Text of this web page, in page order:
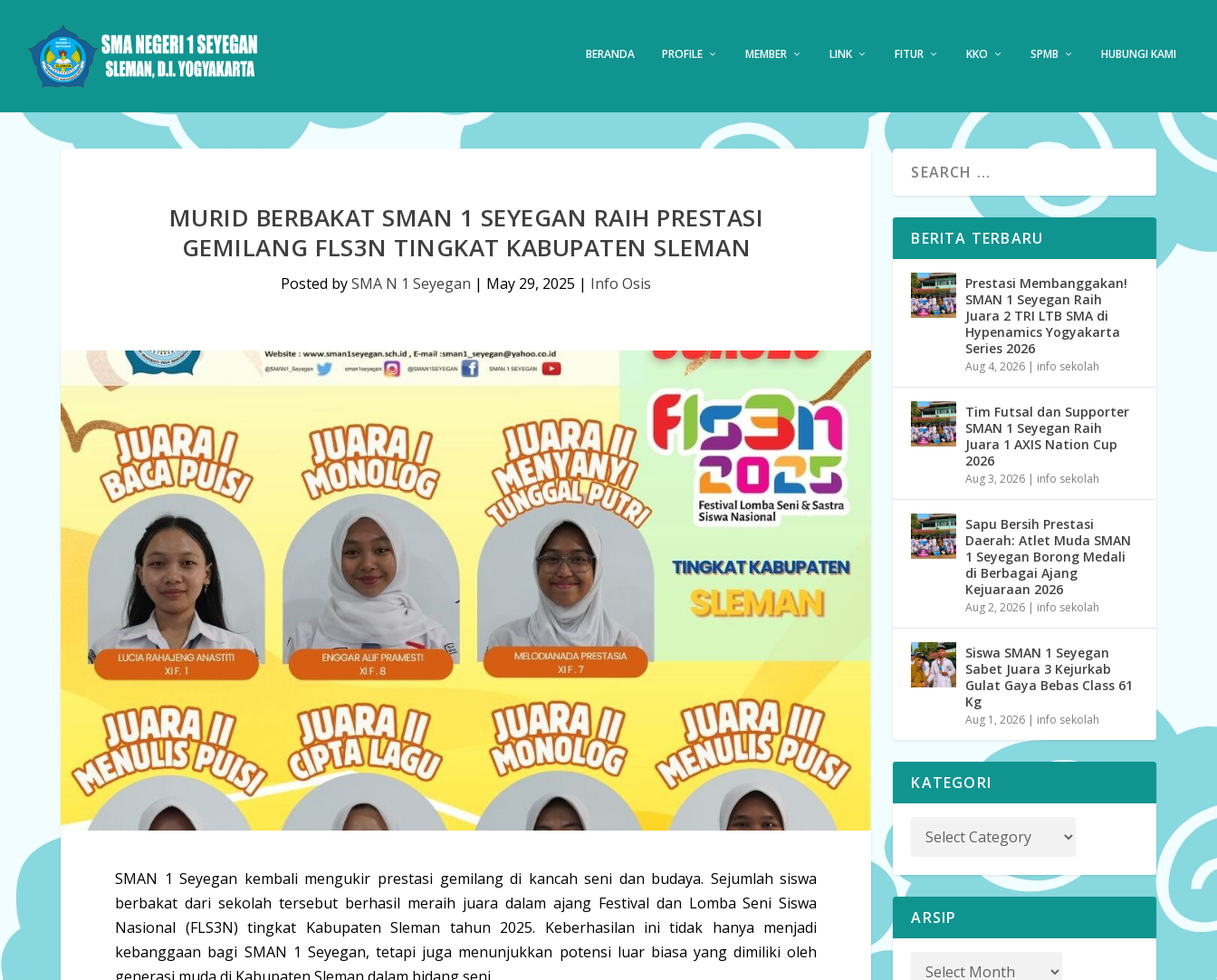
BERANDA PROFILE MEMBER LINK FITUR KKO SPMB HUBUNGI KAMI
MURID BERBAKAT SMAN 1 SEYEGAN RAIH PRESTASI
GEMILANG FLS3N TINGKAT KABUPATEN SLEMAN
Posted bySMA N 1 Seyegan | May 29, 2025 | Info Osis
SMAN 1 Seyegan kembali mengukir prestasi gemilang di kancah seni dan budaya. Sejumlah siswa
berbakat dari sekolah tersebut berhasil meraih juara dalam ajang Festival dan Lomba Seni Siswa
Nasional (FLS3N) tingkat Kabupaten Sleman tahun 2025. Keberhasilan ini tidak hanya menjadi
kebanggaan bagi SMAN 1 Seyegan, tetapi juga menunjukkan potensi luar biasa yang dimiliki oleh
BERITA TERBARU
Prestasi Membanggakan!
SMAN 1 Seyegan Raih
Juara 2 TRI LTB SMA di
Hypenamics Yogyakarta
Series 2026
Aug 4, 2026 | info sekolah
Tim Futsal dan Supporter
SMAN 1 Seyegan Raih
Juara 1 AXIS Nation Cup
2026
Aug 3, 2026 | info sekolah
Sapu Bersih Prestasi
Daerah: Atlet Muda SMAN
1 Seyegan Borong Medali
di Berbagai Ajang
Kejuaraan 2026
Aug 2, 2026 | info sekolah
Siswa SMAN 1 Seyegan
Sabet Juara 3 Kejurkab
Gulat Gaya Bebas Class 61
Kg
Aug 1, 2026 | info sekolah
KATEGORI
ARSIP